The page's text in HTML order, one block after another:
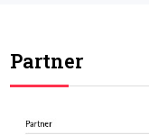
Partner